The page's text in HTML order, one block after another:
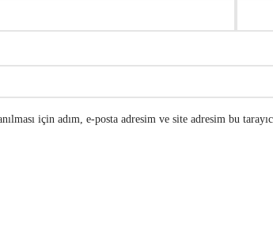
için adım, e-posta adresim ve site adresim bu